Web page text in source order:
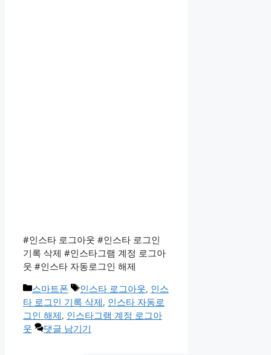
#인스타 로그아웃 #인스타 로그인
기록 삭제 #인스타그램 계정 로그아
웃 #인스타 자동로그인 해제
카
테
고
리
스마트폰
태
그
인스타 로그아웃, 인스
타 로그인 기록 삭제, 인스타 자동로
그인 해제, 인스타그램 계정 로그아
웃
댓글 남기기